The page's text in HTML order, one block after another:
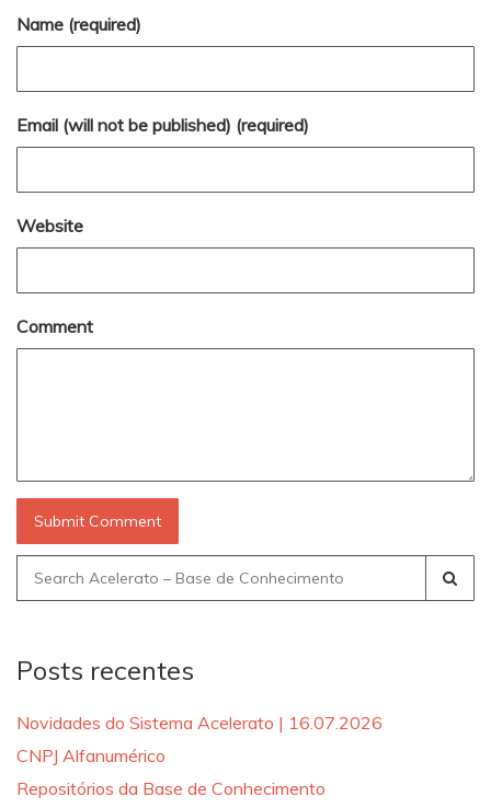
Name (required)
Email (will not be published) (required)
Website
Comment
Search
for:
Posts recentes
Novidades do Sistema Acelerato | 16.07.2026
CNPJ Alfanumérico
Repositórios da Base de Conhecimento